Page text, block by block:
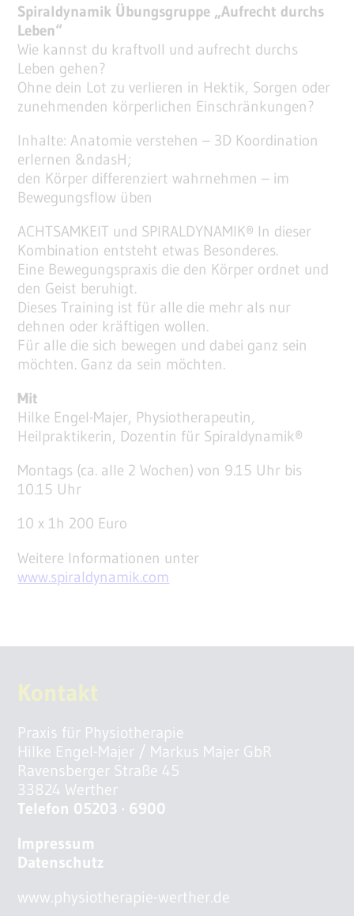
Spiraldynamik Übungsgruppe „Aufrecht durchs
Leben“
Wie kannst du kraftvoll und aufrecht durchs
Leben gehen?
Ohne dein Lot zu verlieren in Hektik, Sorgen oder
zunehmenden körperlichen Einschränkungen?
Inhalte: Anatomie verstehen – 3D Koordination
erlernen &ndasH;
den Körper differenziert wahrnehmen – im
Bewegungsflow üben
ACHTSAMKEIT und SPIRALDYNAMIK® In dieser
Kombination entsteht etwas Besonderes.
Eine Bewegungspraxis die den Körper ordnet und
den Geist beruhigt.
Dieses Training ist für alle die mehr als nur
dehnen oder kräftigen wollen.
Für alle die sich bewegen und dabei ganz sein
möchten. Ganz da sein möchten.
Mit
Hilke Engel-Majer, Physiotherapeutin,
Heilpraktikerin, Dozentin für Spiraldynamik®
Montags (ca. alle 2 Wochen) von 9.15 Uhr bis
10.15 Uhr
10 x 1h 200 Euro
Weitere Informationen unter
www.spiraldynamik.com
Kontakt
Praxis für Physiotherapie
Hilke Engel-Majer / Markus Majer GbR
Ravensberger Straße 45
33824 Werther
Telefon 05203 · 6900
Impressum
Datenschutz
www.physiotherapie-werther.de